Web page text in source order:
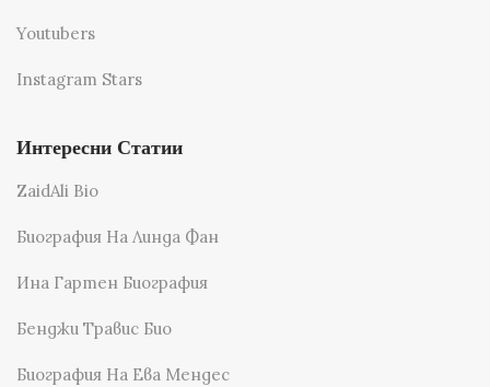
Youtubers
Instagram Stars
Интересни Статии
ZaidAli Bio
Биография На Линда Фан
Ина Гартен Биография
Бенджи Травис Био
Биография На Ева Мендес